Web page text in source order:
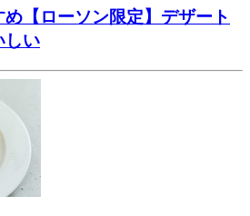
【ローソン限定】デザート
しい